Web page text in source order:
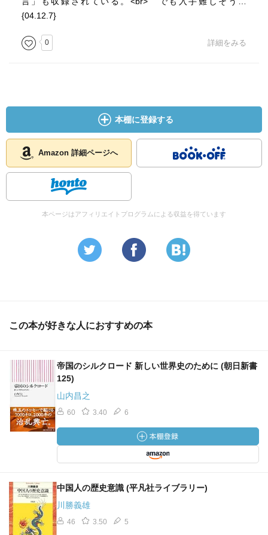
{04.12.7}
0 詳細をみる
本棚に登録する
Amazon 詳細ページへ
本ページはアフィリエイトプログラムによる収益を得ています
この本が好きな人におすすめの本
帝国のシルクロード 新しい世界史のために (朝日新書
125)
山内昌之
60 3.40 6
中国人の歴史意識 (平凡社ライブラリー)
川勝義雄
46 3.50 5